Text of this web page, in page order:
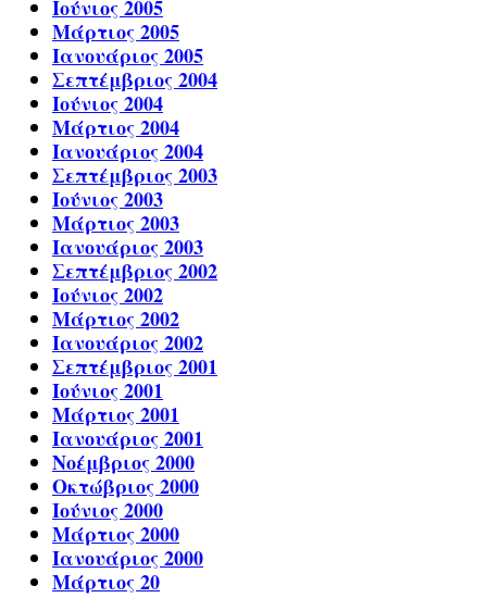
Ιούνιος 2005
Μάρτιος 2005
Ιανουάριος 2005
Σεπτέμβριος 2004
Ιούνιος 2004
Μάρτιος 2004
Ιανουάριος 2004
Σεπτέμβριος 2003
Ιούνιος 2003
Μάρτιος 2003
Ιανουάριος 2003
Σεπτέμβριος 2002
Ιούνιος 2002
Μάρτιος 2002
Ιανουάριος 2002
Σεπτέμβριος 2001
Ιούνιος 2001
Μάρτιος 2001
Ιανουάριος 2001
Νοέμβριος 2000
Οκτώβριος 2000
Ιούνιος 2000
Μάρτιος 2000
Ιανουάριος 2000
Μάρτιος 20